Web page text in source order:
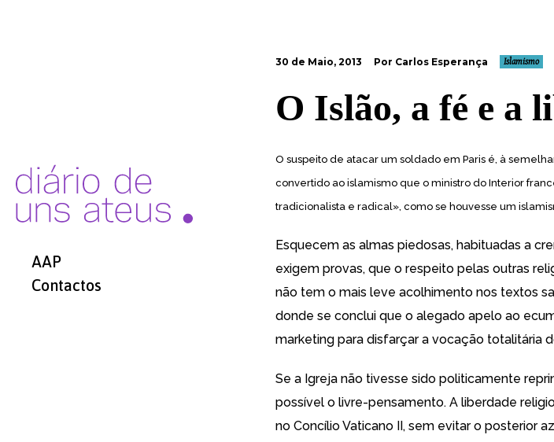
AAP
Contactos
30 de Maio, 2013 Por Carlos Esperança Islamismo
O Islão, a fé e a
O suspeito de atacar um soldado em Paris é, à
convertido ao islamismo que o ministro do Interior
tradicionalista e radical», como se houvesse um
Esquecem as almas piedosas, habituadas a
exigem provas, que o respeito pelas outras
não tem o mais leve acolhimento nos textos
donde se conclui que o alegado apelo ao
marketing para disfarçar a vocação totalitária
Se a Igreja não tivesse sido politicamente
possível o livre-pensamento. A liberdade
no Concílio Vaticano II, sem evitar o posterior